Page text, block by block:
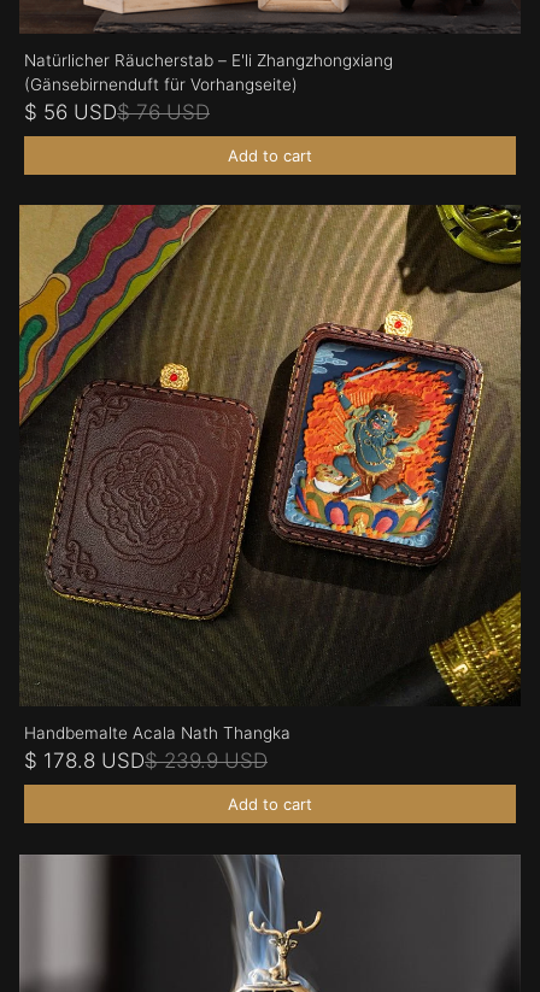
Natürlicher Räucherstab – E'li Zhangzhongxiang
(Gänsebirnenduft für Vorhangseite)
$ 56 USD$ 76 USD
Add to cart
Handbemalte Acala Nath Thangka
$ 178.8 USD$ 239.9 USD
Add to cart